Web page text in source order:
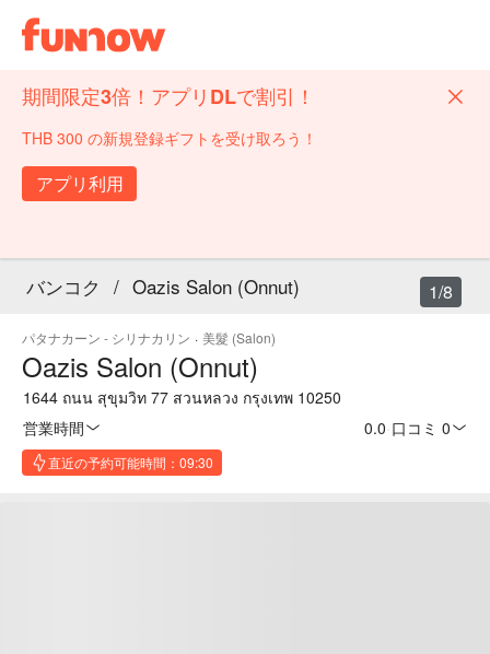
期間限定3倍！アプリDLで割引！
THB 300 の新規登録ギフトを受け取ろう！
アプリ利用
バンコク / Oazis Salon (Onnut)
パタナカーン - シリナカリン · 美髮 (Salon)
Oazis Salon (Onnut)
1644 ถนน สุขุมวิท 77 สวนหลวง กรุงเทพ 10250
営業時間
0.0 口コミ 0
直近の予約可能時間：09:30
1/8